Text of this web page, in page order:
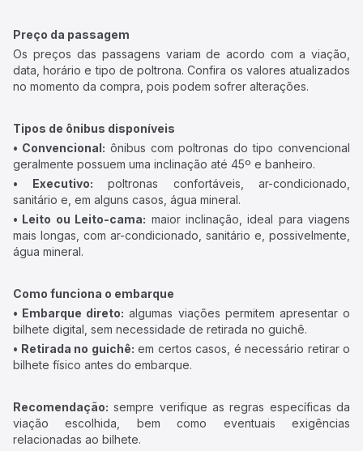
Preço da passagem
Os preços das passagens variam de acordo com a viação,
data, horário e tipo de poltrona. Confira os valores atualizados
no momento da compra, pois podem sofrer alterações.
Tipos de ônibus disponíveis
• Convencional: ônibus com poltronas do tipo convencional
geralmente possuem uma inclinação até 45º e banheiro.
• Executivo: poltronas confortáveis, ar-condicionado,
sanitário e, em alguns casos, água mineral.
• Leito ou Leito-cama: maior inclinação, ideal para viagens
mais longas, com ar-condicionado, sanitário e, possivelmente,
água mineral.
Como funciona o embarque
• Embarque direto: algumas viações permitem apresentar o
bilhete digital, sem necessidade de retirada no guichê.
• Retirada no guichê: em certos casos, é necessário retirar o
bilhete físico antes do embarque.
Recomendação: sempre verifique as regras específicas da
viação escolhida, bem como eventuais exigências
relacionadas ao bilhete.